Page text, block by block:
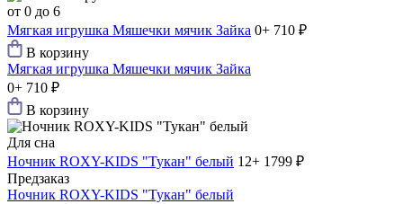
от 0 до 6
Мягкая игрушка Мяшечки мячик Зайка 0+ 710 ₽
В корзину
Мягкая игрушка Мяшечки мячик Зайка
0+ 710 ₽
В корзину
Для сна
Ночник ROXY-KIDS "Тукан" белый 12+ 1799 ₽
Предзаказ
Ночник ROXY-KIDS "Тукан" белый